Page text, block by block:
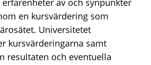
av och synpunkter
en kursvärdering som
Universitetet
kursvärderingarna samt
resultaten och eventuella